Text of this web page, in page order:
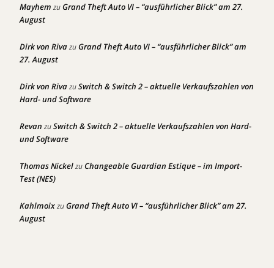
Mayhem zuGrand Theft Auto VI – “ausführlicher Blick” am 27.
August
Dirk von RivazuGrand Theft Auto VI – “ausführlicher Blick” am
27. August
Dirk von RivazuSwitch & Switch 2 – aktuelle Verkaufszahlen von
Hard- und Software
Revan zuSwitch & Switch 2 – aktuelle Verkaufszahlen von Hard-
und Software
Thomas NickelzuChangeable Guardian Estique – im Import-
Test (NES)
KahlmoixzuGrand Theft Auto VI – “ausführlicher Blick” am 27.
August